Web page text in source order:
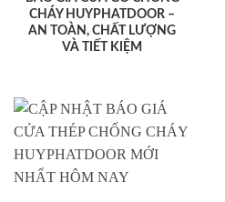
CHÁY HUYPHATDOOR –
AN TOÀN, CHẤT LƯỢNG
VÀ TIẾT KIỆM